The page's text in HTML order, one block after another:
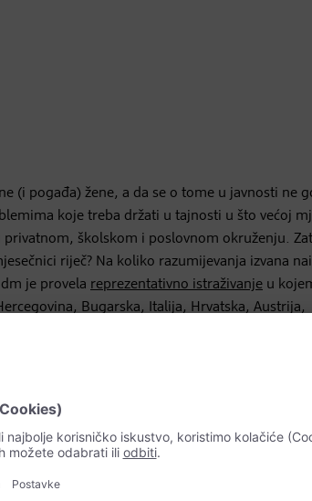
(i pogađa) žene, a da se o tome u javnosti ne
koje treba držati u tajnosti u što većoj
privatnom, školskom i poslovnom okruženju.
riječ? Na koliko razumijevanja izvana
je provela reprezentativno istraživanje u
Bugarska, Italija, Hrvatska, Austrija,
i pronicljivim informacijama o zdravlju
mjesečnice dobiju pažnju koju zaslužuju,
odgovaraju žene